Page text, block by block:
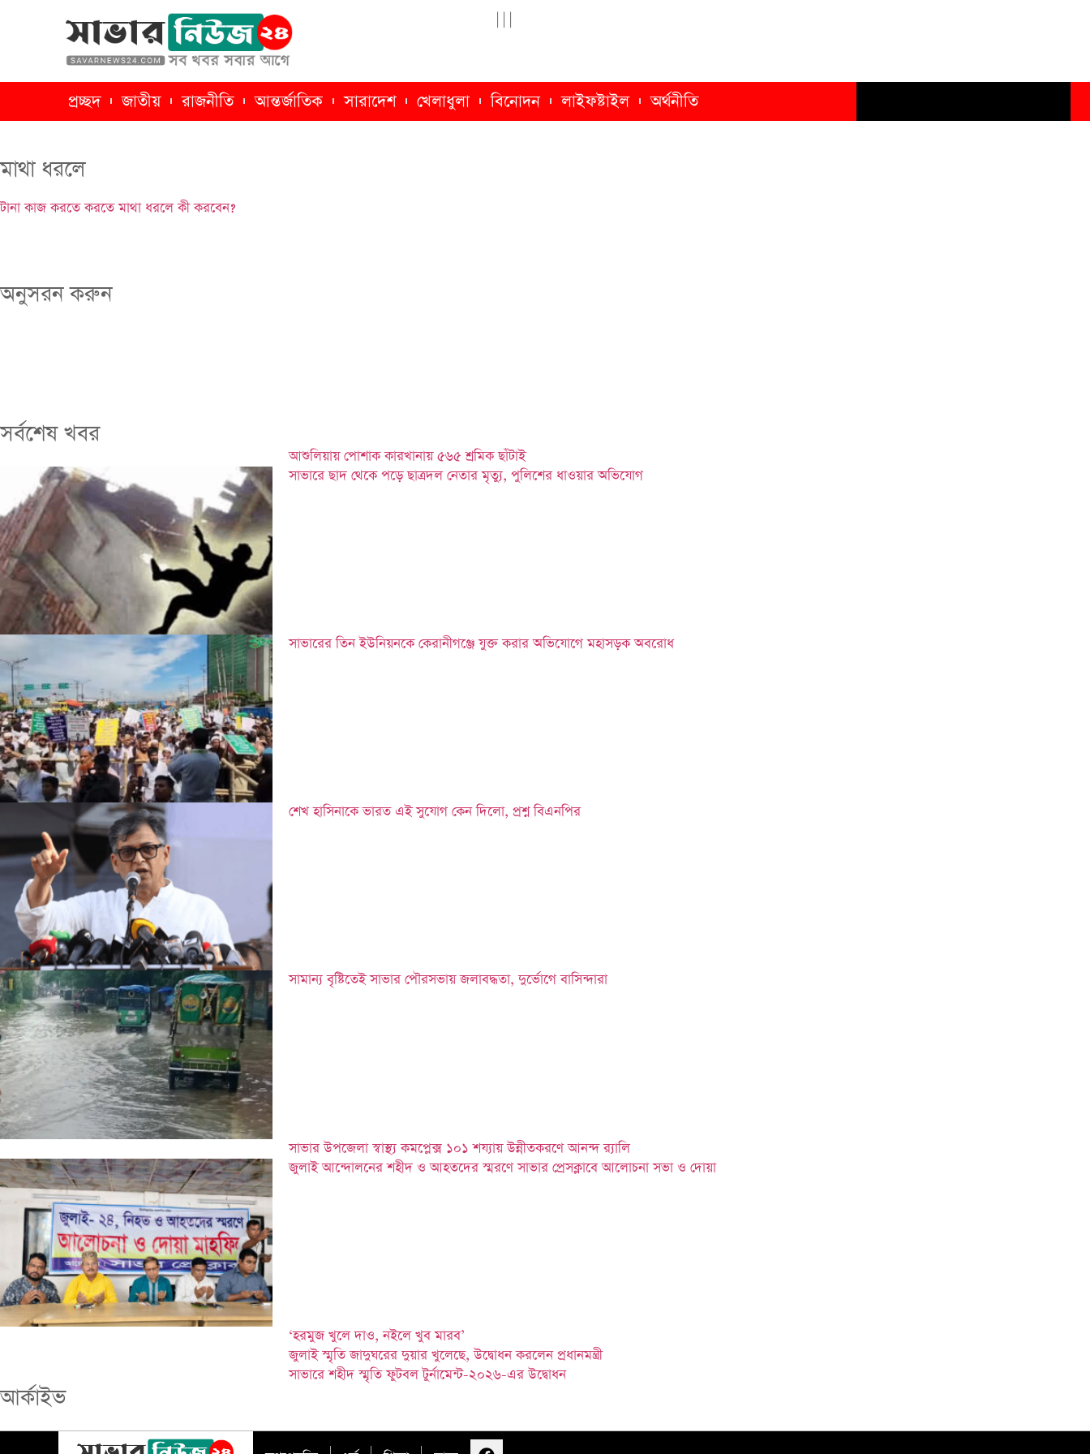
প্রচ্ছদ জাতীয় রাজনীতি আন্তর্জাতিক সারাদেশ খেলাধুলা বিনোদন লাইফষ্টাইল অর্থনীতি
মাথা ধরলে
টানা কাজ করতে করতে মাথা ধরলে কী করবেন?
অনুসরন করুন
সর্বশেষ খবর
আশুলিয়ায় পোশাক কারখানায় ৫৬৫ শ্রমিক ছাঁটাই
সাভারে ছাদ থেকে পড়ে ছাত্রদল নেতার মৃত্যু, পুলিশের ধাওয়ার অভিযোগ
সাভারের তিন ইউনিয়নকে কেরানীগঞ্জে যুক্ত করার অভিযোগে মহাসড়ক অবরোধ
শেখ হাসিনাকে ভারত এই সুযোগ কেন দিলো, প্রশ্ন বিএনপির
সামান্য বৃষ্টিতেই সাভার পৌরসভায় জলাবদ্ধতা, দুর্ভোগে বাসিন্দারা
সাভার উপজেলা স্বাস্থ্য কমপ্লেক্স ১০১ শয্যায় উন্নীতকরণে আনন্দ র‍্যালি
জুলাই আন্দোলনের শহীদ ও আহতদের স্মরণে সাভার প্রেসক্লাবে আলোচনা সভা ও দোয়া
‘হরমুজ খুলে দাও, নইলে খুব মারব’
জুলাই স্মৃতি জাদুঘরের দুয়ার খুলেছে, উদ্বোধন করলেন প্রধানমন্ত্রী
সাভারে শহীদ স্মৃতি ফুটবল টুর্নামেন্ট-২০২৬-এর উদ্বোধন
আর্কাইভ